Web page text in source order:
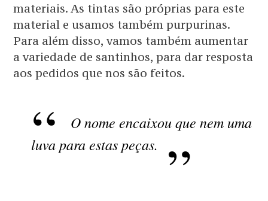
materiais. As tintas são próprias para este
material e usamos também purpurinas.
Para além disso, vamos também aumentar
a variedade de santinhos, para dar resposta
aos pedidos que nos são feitos.
O nome encaixou que nem uma
luva para estas peças.